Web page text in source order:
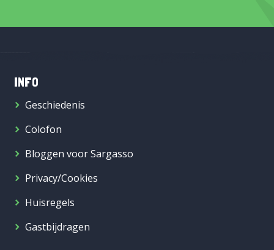
INFO
Geschiedenis
Colofon
Bloggen voor Sargasso
Privacy/Cookies
Huisregels
Gastbijdragen